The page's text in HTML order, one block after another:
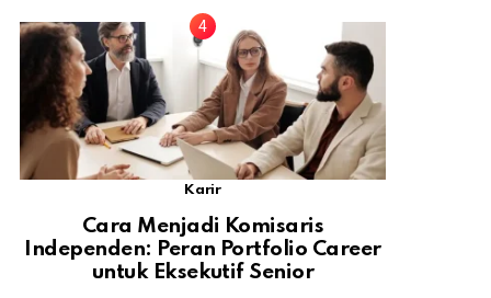
Karir
Cara Menjadi Komisaris
Independen: Peran Portfolio Career
untuk Eksekutif Senior